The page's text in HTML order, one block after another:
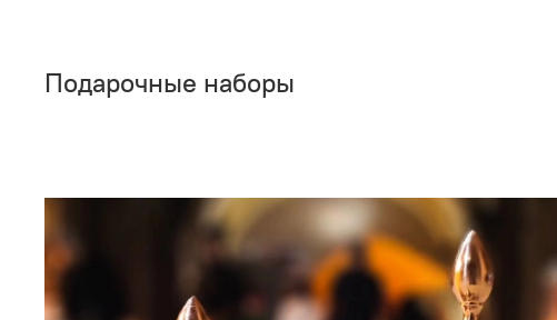
Подарочные наборы